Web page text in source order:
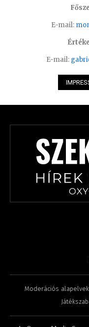
E-mail:
E-mail:
Moderációs alapelvek